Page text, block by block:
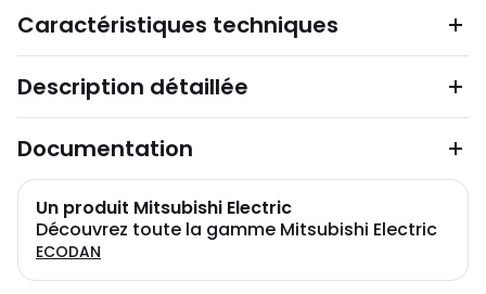
Caractéristiques techniques
Description détaillée
Documentation
Un produit Mitsubishi Electric
Découvrez toute la gamme Mitsubishi Electric
ECODAN